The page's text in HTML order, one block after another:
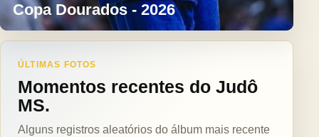
Copa Dourados - 2026
ÚLTIMAS FOTOS
Momentos recentes do Judô
MS.
Alguns registros aleatórios do álbum mais recente